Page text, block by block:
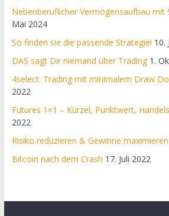
Nebenberuflicher Vermögensaufbau mit
Mai 2024
So finden sie die passende Strategie! 10.
DAS sagt Dir niemand über Trading 1.
4select: Trading mit minimalem Draw
2022
Futures 1×1 – Kürzel, Punktwert,
2022
Risiko reduzieren & Gewinne maximieren
Bitcoin nach dem Crash 17. Juli 2022